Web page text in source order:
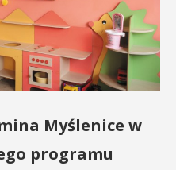
Myślenice w
programu